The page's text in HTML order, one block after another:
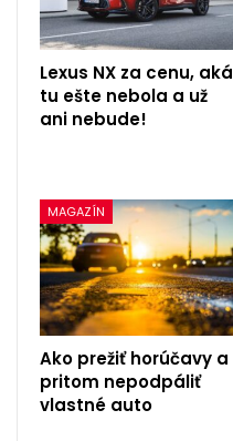
Lexus NX za cenu, aká
tu ešte nebola a už
ani nebude!
MAGAZÍN
Ako prežiť horúčavy a
pritom nepodpáliť
vlastné auto